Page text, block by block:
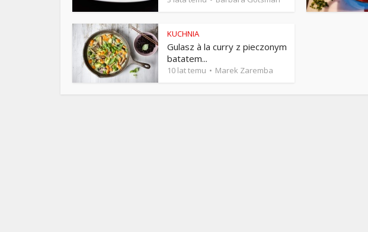
KUCHNIA
Gulasz à la curry z pieczonym
batatem...
10 lat temu Marek Zaremba
ks. Stefan Radziszewski